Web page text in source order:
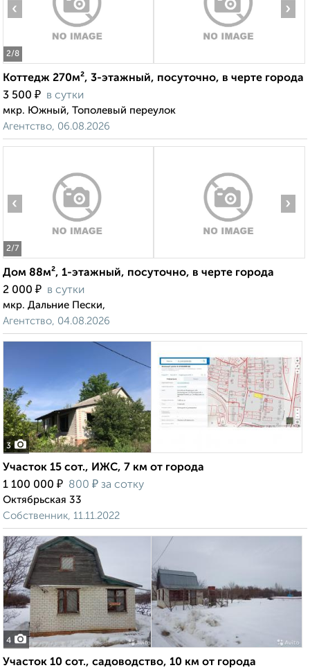
2/8
‹ ›
Коттедж 270м², 3-этажный, посуточно, в черте города
3 500 ₽ в сутки
мкр. Южный, Тополевый переулок
Агентство, 06.08.2026
2/7
‹ ›
Дом 88м², 1-этажный, посуточно, в черте города
2 000 ₽ в сутки
мкр. Дальние Пески,
Агентство, 04.08.2026
3
Участок 15 сот., ИЖС, 7 км от города
1 100 000 ₽ 800 ₽ за сотку
Октябрьская 33
Собственник, 11.11.2022
4
Участок 10 сот., садоводство, 10 км от города